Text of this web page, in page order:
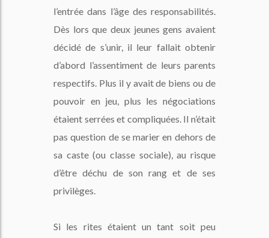
l’entrée dans l’âge des responsabilités.
Dès lors que deux jeunes gens avaient
décidé de s’unir, il leur fallait obtenir
d’abord l’assentiment de leurs parents
respectifs. Plus il y avait de biens ou de
pouvoir en jeu, plus les négociations
étaient serrées et compliquées. Il n’était
pas question de se marier en dehors de
sa caste (ou classe sociale), au risque
d’être déchu de son rang et de ses
privilèges.
Si les rites étaient un tant soit peu